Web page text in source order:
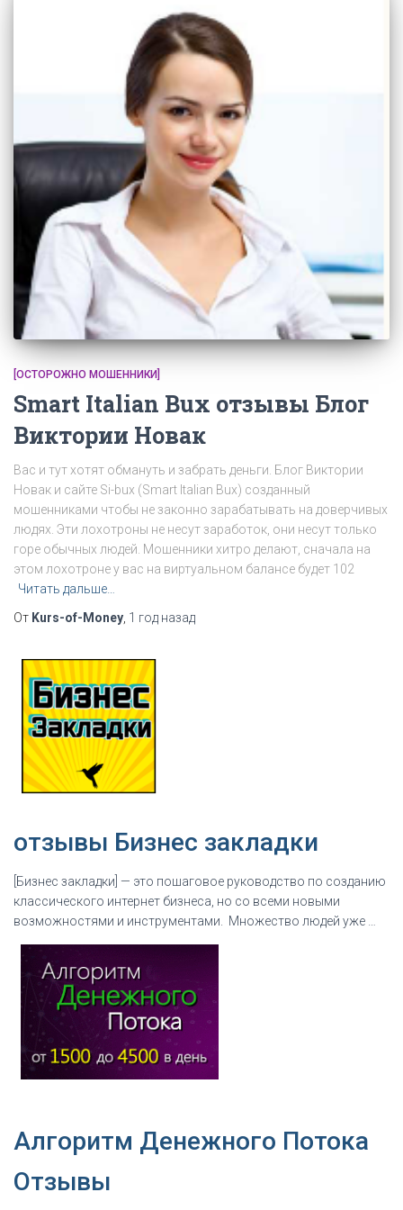
[ОСТОРОЖНО МОШЕННИКИ]
Smart Italian Bux отзывы Блог
Виктории Новак
Вас и тут хотят обмануть и забрать деньги. Блог Виктории
Новак и сайте Si-bux (Smart Italian Bux) созданный
мошенниками чтобы не законно зарабатывать на доверчивых
людях. Эти лохотроны не несут заработок, они несут только
горе обычных людей. Мошенники хитро делают, сначала на
этом лохотроне у вас на виртуальном балансе будет 102
Читать дальше…
От Kurs-of-Money 1 год назад
отзывы Бизнес закладки
[Бизнес закладки] — это пошаговое руководство по созданию
классического интернет бизнеса, но со всеми новыми
возможностями и инструментами. Множество людей уже …
Алгоритм Денежного Потока
Отзывы